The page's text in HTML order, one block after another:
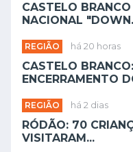
CASTELO
NACIONAL
REGIÃO há 20 horas
CASTELO
ENCERRAMENTO
REGIÃO há 2 dias
RÓDÃO: 70
VISITARAM...